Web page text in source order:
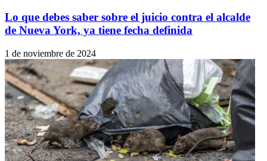
Lo que debes saber sobre el juicio contra el alcalde
de Nueva York, ya tiene fecha definida
1 de noviembre de 2024